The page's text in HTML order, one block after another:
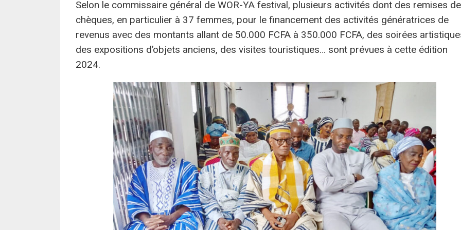
Selon le commissaire général de WOR-YA festival, plusieurs activités dont des remises de
chèques, en particulier à 37 femmes, pour le financement des activités génératrices de
revenus avec des montants allant de 50.000 FCFA à 350.000 FCFA, des soirées
des expositions d’objets anciens, des visites touristiques… sont prévues à cette édition
2024.